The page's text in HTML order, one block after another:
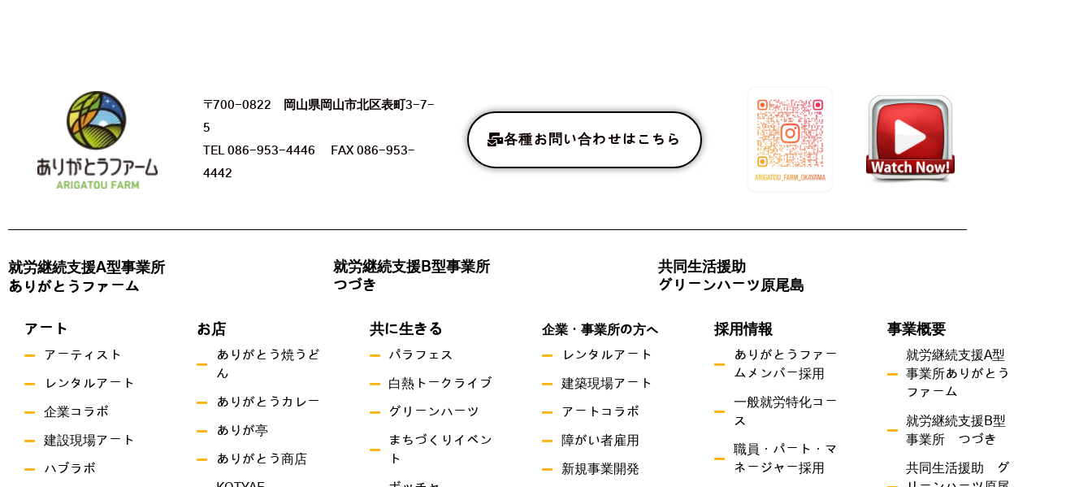
〒700-0822 岡山県岡山市北区表町3-7-
5
TEL 086-953-4446 FAX 086-953-
4442
各種お問い合わせはこちら
就労継続支援A型事業所
ありがとうファーム
就労継続支援B型事業所
つづき
共同生活援助
グリーンハーツ原尾島
アート
アーティスト
レンタルアート
企業コラボ
建設現場アート
ハブラボ
お店
ありがとう焼うど
ん
ありがとうカレー
ありが亭
ありがとう商店
共に生きる
パラフェス
白熱トークライブ
グリーンハーツ
まちづくりイベン
ト
企業・事業所の方へ
レンタルアート
建築現場アート
アートコラボ
障がい者雇用
新規事業開発
採用情報
ありがとうファー
ムメンバー採用
一般就労特化コー
ス
職員・パート・マ
ネージャー採用
事業概要
就労継続支援A型
事業所ありがとう
ファーム
就労継続支援B型
事業所 つづき
共同生活援助 グ